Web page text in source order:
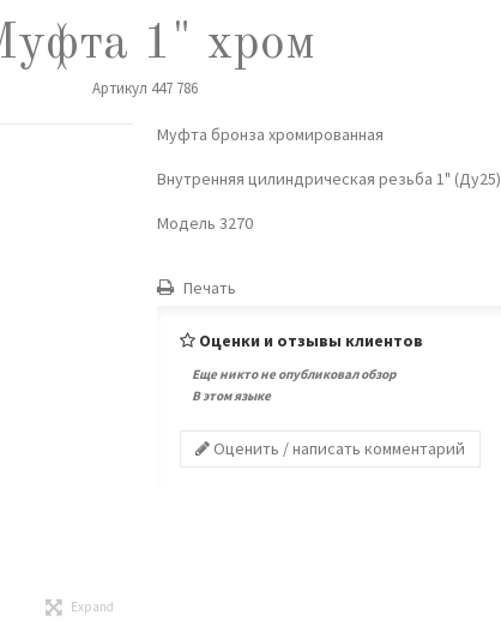
1" хром
Артикул 447 786
Expand
Муфта бронза хромированная
Внутренняя цилиндрическая резьба 1" (Ду25)
Модель 3270
Печать
Оценки и отзывы клиентов
Еще никто не опубликовал обзор
В этом языке
Оценить / написать комментарий